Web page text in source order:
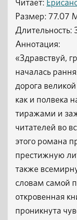
Читает:
Размер: 77.07
Длительность:
Аннотация:
«Здравствуй,
началась
дорога
как и полвека
тиражами и
читателей во
этого романа
престижную
также
словам самой
откровенная
проникнута